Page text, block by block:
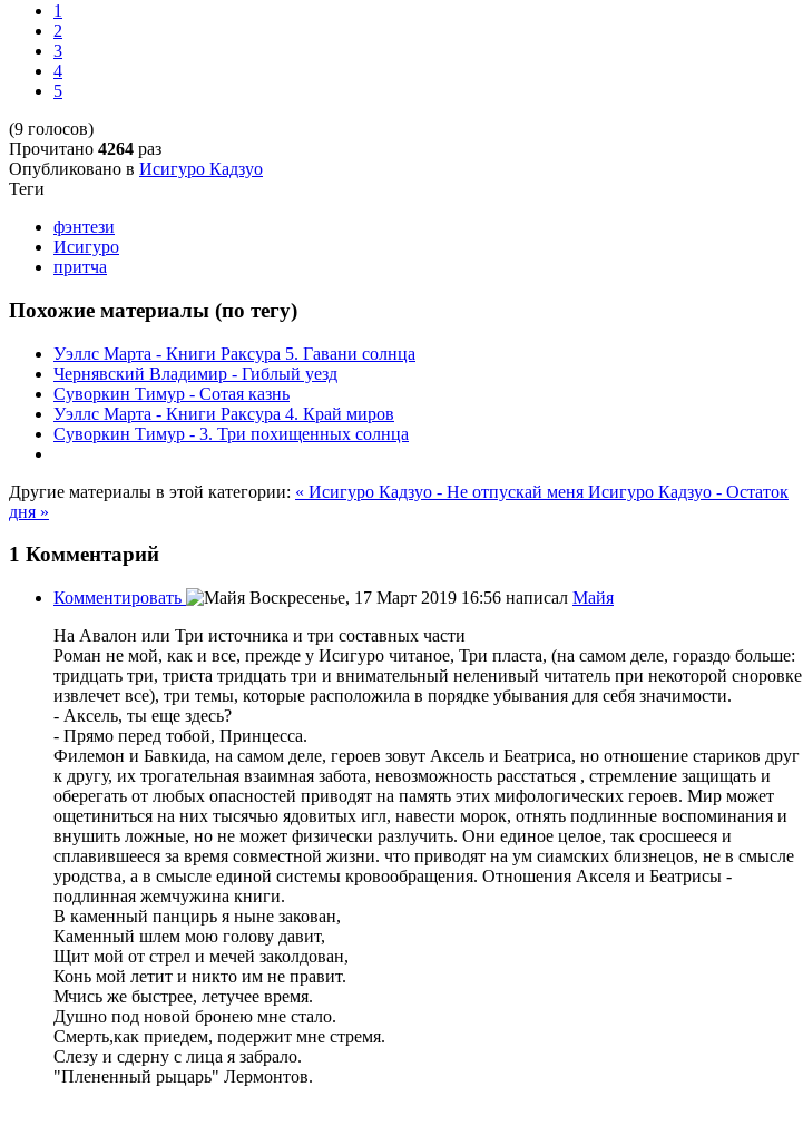
1
2
3
4
5
(9 голосов)
Прочитано 4264 раз
Опубликовано в Исигуро Кадзуо
Теги
фэнтези
Исигуро
притча
Похожие материалы (по тегу)
Уэллс Марта - Книги Раксура 5. Гавани солнца
Чернявский Владимир - Гиблый уезд
Суворкин Тимур - Сотая казнь
Уэллс Марта - Книги Раксура 4. Край миров
Суворкин Тимур - 3. Три похищенных солнца
Другие материалы в этой категории: « Исигуро Кадзуо - Не отпускай меня Исигуро Кадзуо - Остаток
дня »
1 Комментарий
Комментировать Воскресенье, 17 Март 2019 16:56 написал Майя
На Авалон или Три источника и три составных части
Роман не мой, как и все, прежде у Исигуро читаное, Три пласта, (на самом деле, гораздо больше:
тридцать три, триста тридцать три и внимательный неленивый читатель при некоторой сноровке
извлечет все), три темы, которые расположила в порядке убывания для себя значимости.
- Аксель, ты еще здесь?
- Прямо перед тобой, Принцесса.
Филемон и Бавкида, на самом деле, героев зовут Аксель и Беатриса, но отношение стариков друг
к другу, их трогательная взаимная забота, невозможность расстаться , стремление защищать и
оберегать от любых опасностей приводят на память этих мифологических героев. Мир может
ощетиниться на них тысячью ядовитых игл, навести морок, отнять подлинные воспоминания и
внушить ложные, но не может физически разлучить. Они единое целое, так сросшееся и
сплавившееся за время совместной жизни. что приводят на ум сиамских близнецов, не в смысле
уродства, а в смысле единой системы кровообращения. Отношения Акселя и Беатрисы -
подлинная жемчужина книги.
В каменный панцирь я ныне закован,
Каменный шлем мою голову давит,
Щит мой от стрел и мечей заколдован,
Конь мой летит и никто им не правит.
Мчись же быстрее, летучее время.
Душно под новой бронею мне стало.
Смерть,как приедем, подержит мне стремя.
Слезу и сдерну с лица я забрало.
"Плененный рыцарь" Лермонтов.